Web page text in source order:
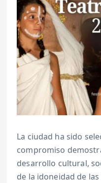
La ciudad ha sido
compromiso
desarrollo cultural,
de la idoneidad de